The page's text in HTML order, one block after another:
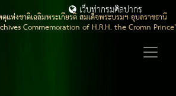
แห่งชาติเฉลิมพระเกียรติ สมเด็จพระบรมฯ อุบลราชธานี
Commemoration of H.R.H. the Cromn
เว็บท่ากรมศิลปากร